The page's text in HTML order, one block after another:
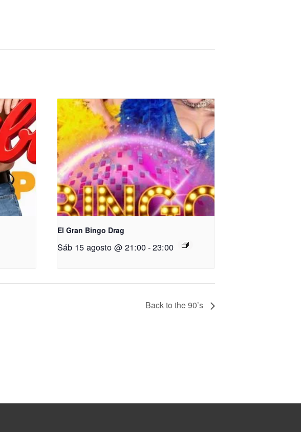
El Gran Bingo Drag
Sáb 15 agosto @ 21:00-23:00
Back to the 90’s